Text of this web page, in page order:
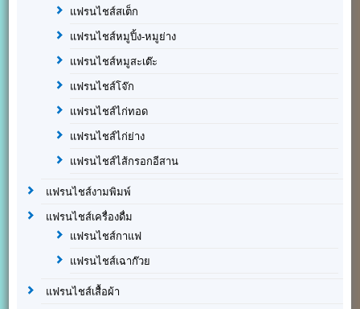
แฟรนไชส์สเต็ก
แฟรนไชส์หมูปิ้ง-หมูย่าง
แฟรนไชส์หมูสะเต๊ะ
แฟรนไชส์โจ๊ก
แฟรนไชส์ไก่ทอด
แฟรนไชส์ไก่ย่าง
แฟรนไชส์ไส้กรอกอีสาน
แฟรนไชส์งามพิมพ์
แฟรนไชส์เครื่องดื่ม
แฟรนไชส์กาแฟ
แฟรนไชส์เฉาก๊วย
แฟรนไชส์เสื้อผ้า